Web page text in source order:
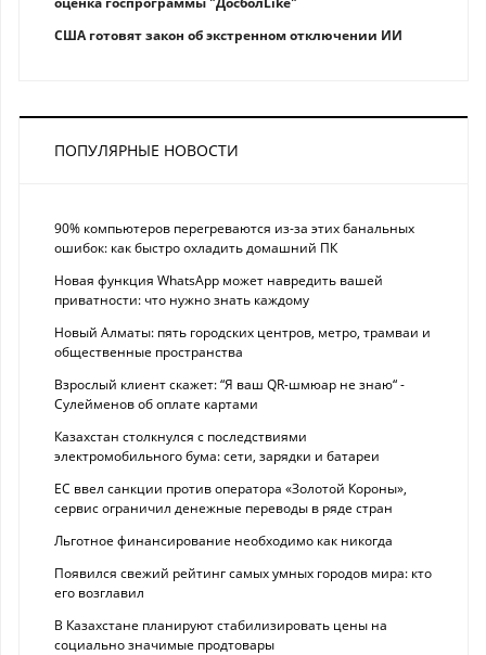
США готовят закон об экстренном отключении ИИ
ПОПУЛЯРНЫЕ НОВОСТИ
90% компьютеров перегреваются из-за этих банальных
ошибок: как быстро охладить домашний ПК
Новая функция WhatsApp может навредить вашей
приватности: что нужно знать каждому
Новый Алматы: пять городских центров, метро, трамваи и
общественные пространства
Взрослый клиент скажет: “Я ваш QR-шмюар не знаю“ -
Сулейменов об оплате картами
Казахстан столкнулся с последствиями
электромобильного бума: сети, зарядки и батареи
ЕС ввел санкции против оператора «Золотой Короны»,
сервис ограничил денежные переводы в ряде стран
Льготное финансирование необходимо как никогда
Появился свежий рейтинг самых умных городов мира: кто
его возглавил
В Казахстане планируют стабилизировать цены на
социально значимые продтовары